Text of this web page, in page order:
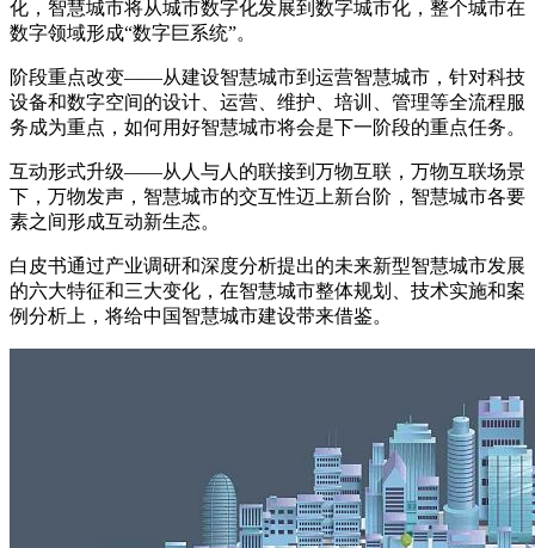
化，智慧城市将从城市数字化发展到数字城市化，整个城市在
数字领域形成“数字巨系统”。
阶段重点改变——从建设智慧城市到运营智慧城市，针对科技
设备和数字空间的设计、运营、维护、培训、管理等全流程服
务成为重点，如何用好智慧城市将会是下一阶段的重点任务。
互动形式升级——从人与人的联接到万物互联，万物互联场景
下，万物发声，智慧城市的交互性迈上新台阶，智慧城市各要
素之间形成互动新生态。
白皮书通过产业调研和深度分析提出的未来新型智慧城市发展
的六大特征和三大变化，在智慧城市整体规划、技术实施和案
例分析上，将给中国智慧城市建设带来借鉴。